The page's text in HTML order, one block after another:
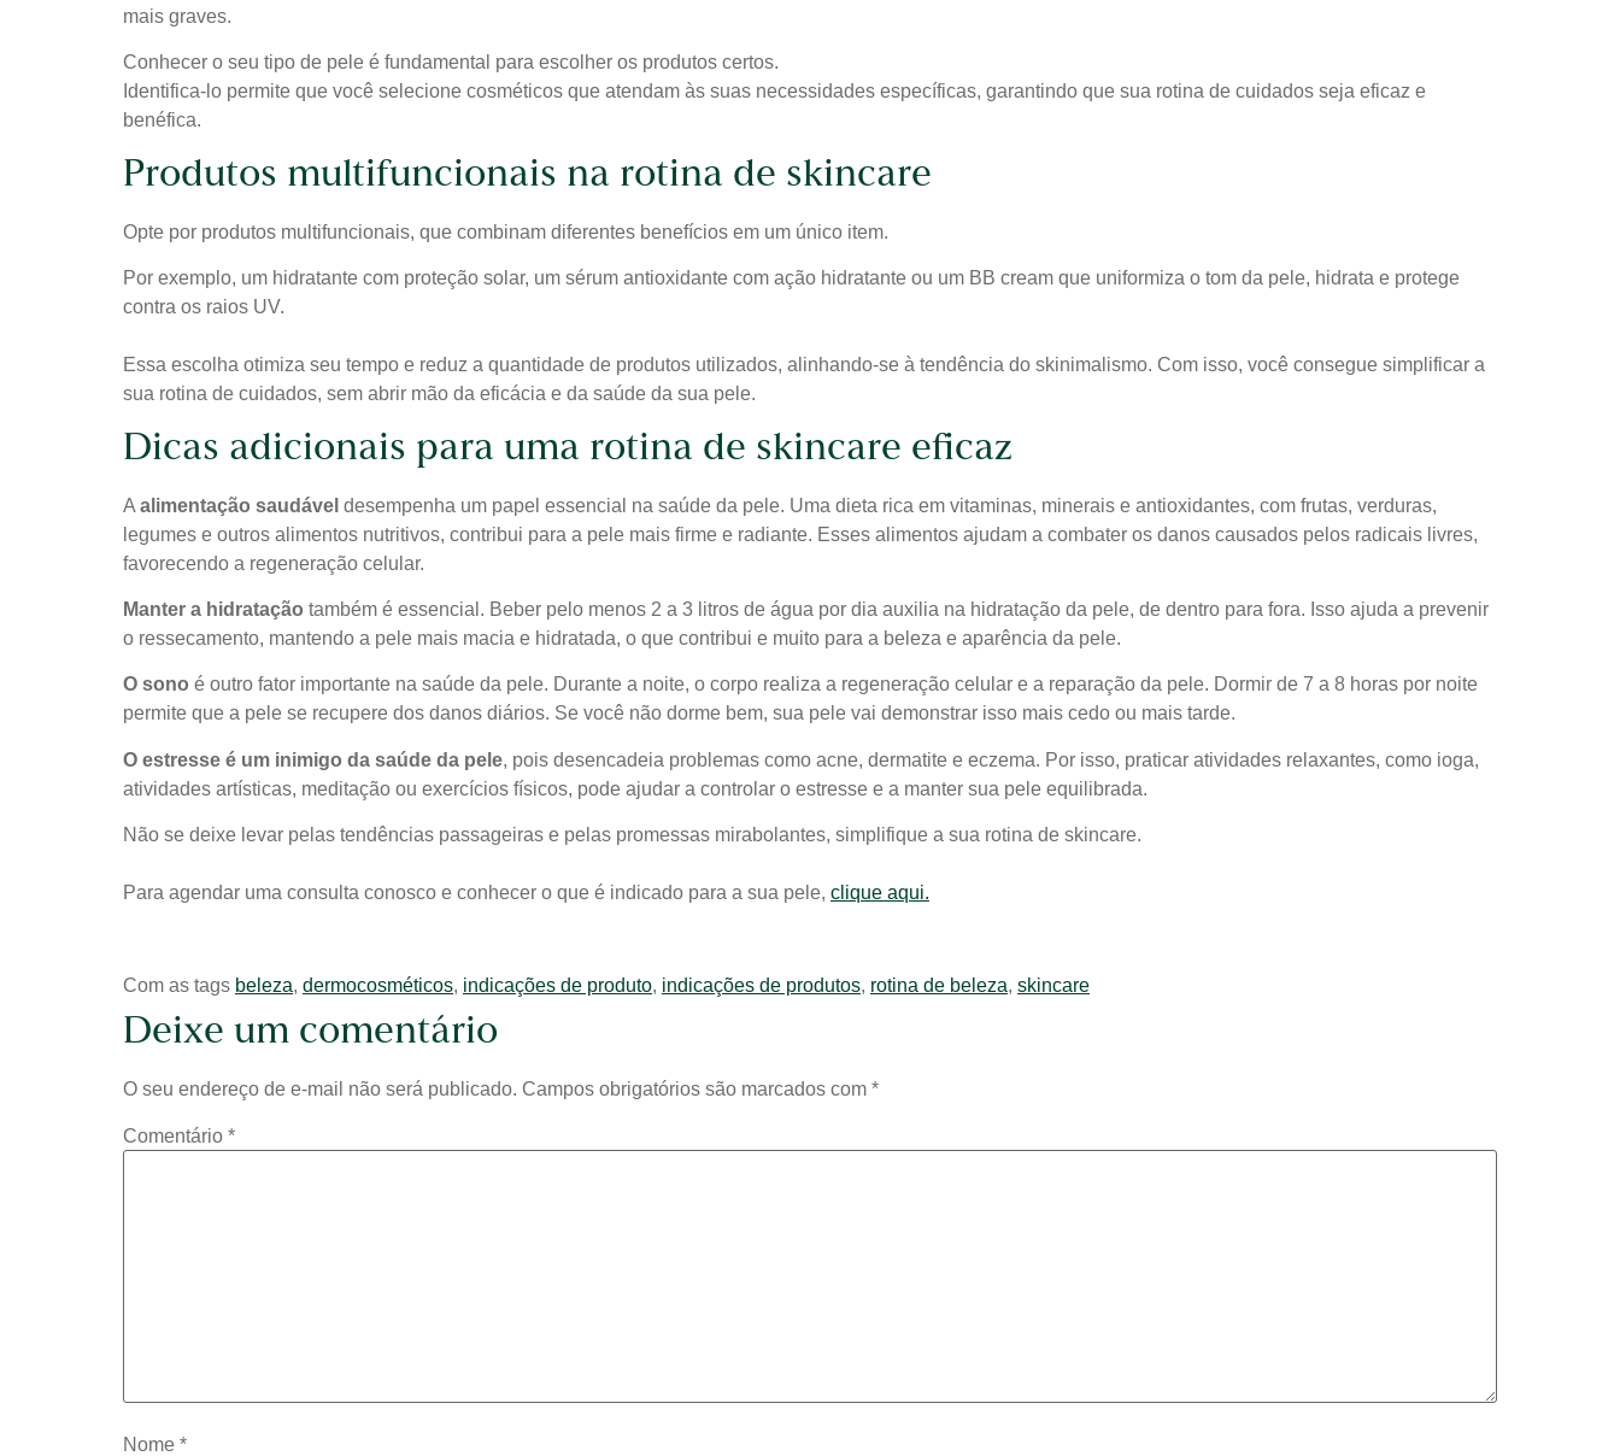
mais graves.
Conhecer o seu tipo de pele é fundamental para escolher os produtos certos.
Identifica-lo permite que você selecione cosméticos que atendam às suas necessidades específicas, garantindo que sua rotina de cuidados seja eficaz e
benéfica.
Produtos multifuncionais na rotina de skincare
Opte por produtos multifuncionais, que combinam diferentes benefícios em um único item.
Por exemplo, um hidratante com proteção solar, um sérum antioxidante com ação hidratante ou um BB cream que uniformiza o tom da pele, hidrata e protege
contra os raios UV.
Essa escolha otimiza seu tempo e reduz a quantidade de produtos utilizados, alinhando-se à tendência do skinimalismo. Com isso, você consegue simplificar a
sua rotina de cuidados, sem abrir mão da eficácia e da saúde da sua pele.
Dicas adicionais para uma rotina de skincare eficaz
A alimentação saudável desempenha um papel essencial na saúde da pele. Uma dieta rica em vitaminas, minerais e antioxidantes, com frutas, verduras,
legumes e outros alimentos nutritivos, contribui para a pele mais firme e radiante. Esses alimentos ajudam a combater os danos causados pelos radicais livres,
favorecendo a regeneração celular.
Manter a hidratação também é essencial. Beber pelo menos 2 a 3 litros de água por dia auxilia na hidratação da pele, de dentro para fora. Isso ajuda a prevenir
o ressecamento, mantendo a pele mais macia e hidratada, o que contribui e muito para a beleza e aparência da pele.
O sono é outro fator importante na saúde da pele. Durante a noite, o corpo realiza a regeneração celular e a reparação da pele. Dormir de 7 a 8 horas por noite
permite que a pele se recupere dos danos diários. Se você não dorme bem, sua pele vai demonstrar isso mais cedo ou mais tarde.
O estresse é um inimigo da saúde da pele, pois desencadeia problemas como acne, dermatite e eczema. Por isso, praticar atividades relaxantes, como ioga,
atividades artísticas, meditação ou exercícios físicos, pode ajudar a controlar o estresse e a manter sua pele equilibrada.
Não se deixe levar pelas tendências passageiras e pelas promessas mirabolantes, simplifique a sua rotina de skincare.
Para agendar uma consulta conosco e conhecer o que é indicado para a sua pele, clique aqui.
Com as tags beleza, dermocosméticos, indicações de produto, indicações de produtos, rotina de beleza, skincare
Deixe um comentário
O seu endereço de e-mail não será publicado. Campos obrigatórios são marcados com *
Comentário *
Nome *